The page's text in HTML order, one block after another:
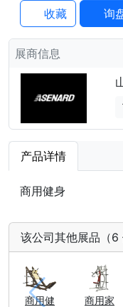
收藏 询
展商信息
产品详情
商用健身
该公司其他展品（6
商用健
商用家